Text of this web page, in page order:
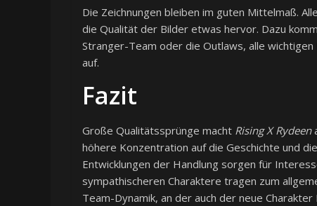
Die Zeichnungen bleiben im guten Mittelmaß.
die Qualität der Bilder etwas hervor. Dazu
Stranger-Team oder die Outlaws, alle
auf.
Fazit
Große Qualitätssprünge macht Rising X Rydeen
höhere Konzentration auf die Geschichte und
Entwicklungen der Handlung sorgen für
sympathischeren Charaktere tragen zum
Team-Dynamik, an der auch der neue